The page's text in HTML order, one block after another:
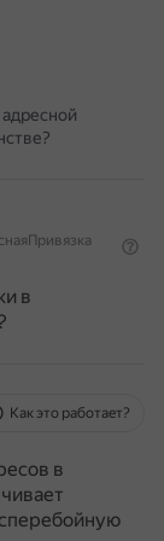
в
Как это работает?
в